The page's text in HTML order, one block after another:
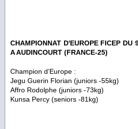
CHAMPIONNAT D'EUROPE FICEP DU
A AUDINCOURT (FRANCE-25)
Champion d’Europe :
Jegu Guerin Florian (juniors -55kg)
Affro Rodolphe (juniors -73kg)
Kunsa Percy (seniors -81kg)